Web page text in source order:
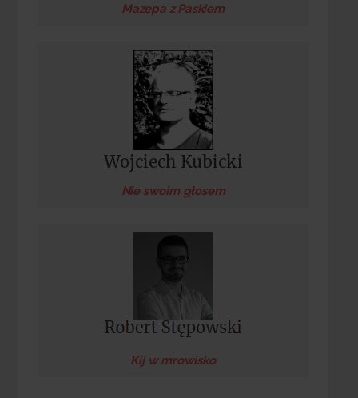
Mazepa z Paskiem
Wojciech Kubicki
Nie swoim głosem
Kij w mrowisko